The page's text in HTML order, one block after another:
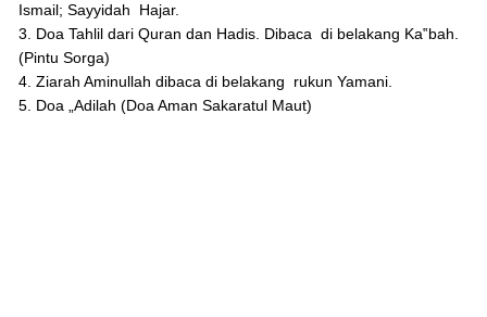
Ismail; Sayyidah Hajar.
3. Doa Tahlil dari Quran dan Hadis. Dibaca di belakang Ka‟bah.
(Pintu Sorga)
4. Ziarah Aminullah dibaca di belakang rukun Yamani.
5. Doa „Adilah (Doa Aman Sakaratul Maut)